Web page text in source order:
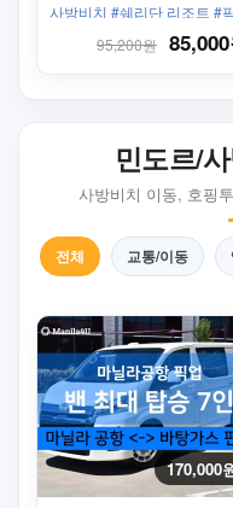
사방비치 #쉐리단 리조트 #픽
95,200원
민도르/
사방비치 이동, 호핑
전체 교통/이동
170,000